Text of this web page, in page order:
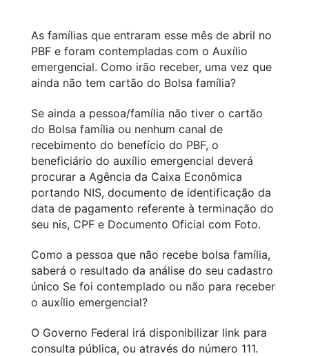
As famílias que entraram esse mês de abril no
PBF e foram contempladas com o Auxílio
emergencial. Como irão receber, uma vez que
ainda não tem cartão do Bolsa família?
Se ainda a pessoa/família não tiver o cartão
do Bolsa família ou nenhum canal de
recebimento do benefício do PBF, o
beneficiário do auxílio emergencial deverá
procurar a Agência da Caixa Econômica
portando NIS, documento de identificação da
data de pagamento referente à terminação do
seu nis, CPF e Documento Oficial com Foto.
Como a pessoa que não recebe bolsa família,
saberá o resultado da análise do seu cadastro
único Se foi contemplado ou não para receber
o auxílio emergencial?
O Governo Federal irá disponibilizar link para
consulta pública, ou através do número 111.